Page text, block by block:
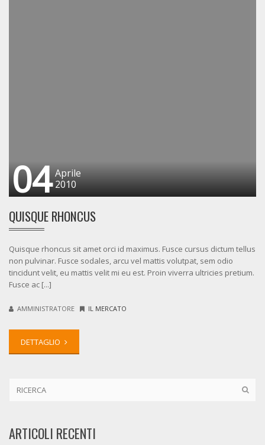
04 Aprile
2010
QUISQUE RHONCUS
Quisque rhoncus sit amet orci id maximus. Fusce cursus dictum tellus
non pulvinar. Fusce sodales, arcu vel mattis volutpat, sem odio
tincidunt velit, eu mattis velit mi eu est. Proin viverra ultricies pretium.
Fusce ac [...]
AMMINISTRATORE IL MERCATO
DETTAGLIO
ARTICOLI RECENTI